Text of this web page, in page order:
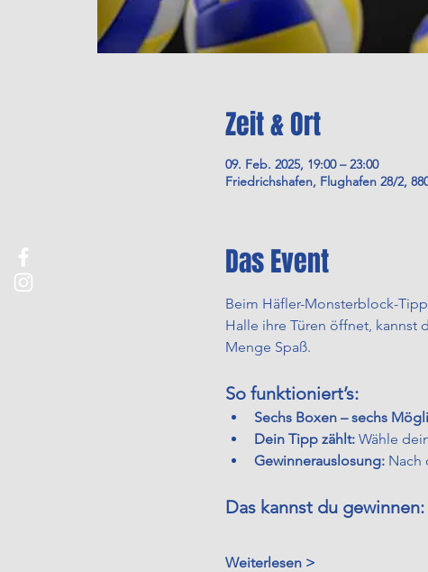
Zeit & Ort
09. Feb. 2025, 19:00 – 23:00
Friedrichshafen, Flughafen 28/2,
Das Event
Beim Häfler-Monsterblock-
Halle ihre Türen öffnet,
Menge Spaß.
So funktioniert’s:
Sechs Boxen – sechs
Dein Tipp zählt: Wähle
Gewinnerauslosung: Nach
Das kannst du gewinnen:
Weiterlesen >